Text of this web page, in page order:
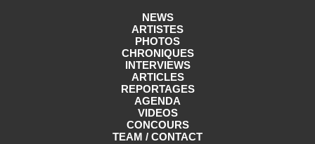
NEWS
ARTISTES
PHOTOS
CHRONIQUES
INTERVIEWS
ARTICLES
REPORTAGES
AGENDA
VIDEOS
CONCOURS
TEAM / CONTACT